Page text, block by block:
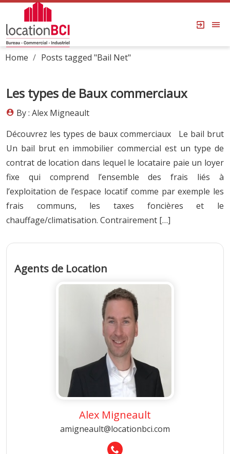
Home Posts tagged "Bail Net"
Les types de Baux commerciaux
By : Alex Migneault
Découvrez les types de baux commerciaux Le bail brut
Un bail brut en immobilier commercial est un type de
contrat de location dans lequel le locataire paie un loyer
fixe qui comprend l’ensemble des frais liés à
l’exploitation de l’espace locatif comme par exemple les
frais communs, les taxes foncières et le
chauffage/climatisation. Contrairement […]
Agents de Location
Alex Migneault
amigneault@locationbci.com